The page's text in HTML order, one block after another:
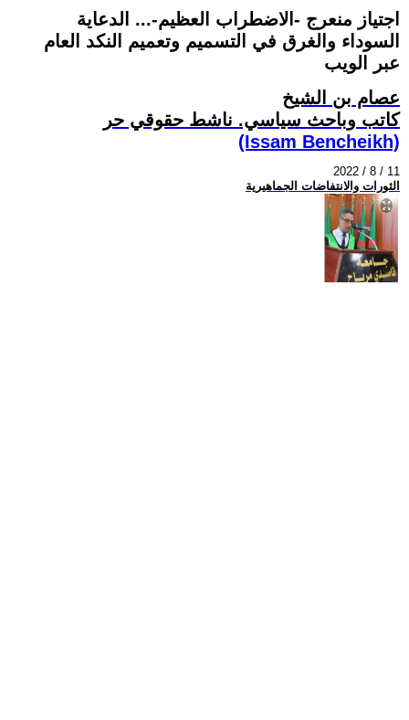
اجتياز منعرج -الاضطراب العظيم-... الدعاية
السوداء والغرق في التسميم وتعميم النكد العام
عبر الويب
عصام بن الشيخ
كاتب وباحث سياسي. ناشط حقوقي حر
(Issam Bencheikh)
2022 / 8 / 11
الثورات والانتفاضات الجماهيرية